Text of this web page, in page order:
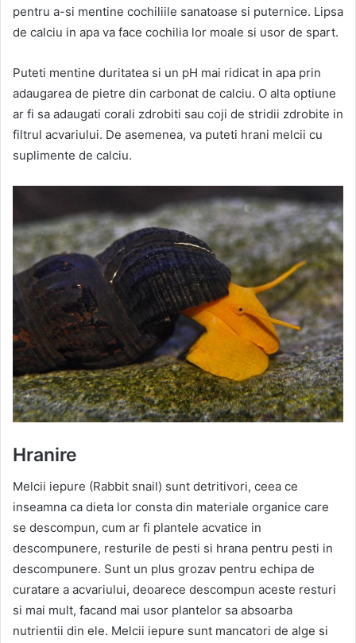
pentru a-si mentine cochiliile sanatoase si puternice. Lipsa
de calciu in apa va face cochilia lor moale si usor de spart.
Puteti mentine duritatea si un pH mai ridicat in apa prin
adaugarea de pietre din carbonat de calciu. O alta optiune
ar fi sa adaugati corali zdrobiti sau coji de stridii zdrobite in
filtrul acvariului. De asemenea, va puteti hrani melcii cu
suplimente de calciu.
Hranire
Melcii iepure (Rabbit snail) sunt detritivori, ceea ce
inseamna ca dieta lor consta din materiale organice care
se descompun, cum ar fi plantele acvatice in
descompunere, resturile de pesti si hrana pentru pesti in
descompunere. Sunt un plus grozav pentru echipa de
curatare a acvariului, deoarece descompun aceste resturi
si mai mult, facand mai usor plantelor sa absoarba
nutrientii din ele. Melcii iepure sunt mancatori de alge si